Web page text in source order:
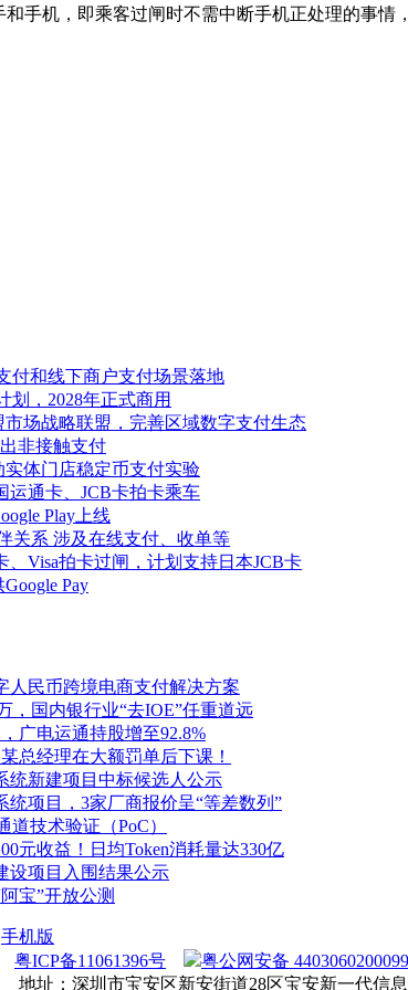
手机，即乘客过闸时不需中断手机正处理的事情
付和线下商户支付场景落地
划，2028年正式商用
场战略联盟，完善区域数字支付生态
非接触支付
体门店稳定币支付实验
运通卡、JCB卡拍卡乘车
Play上线
关系 涉及在线支付、收单等
Visa拍卡过闸，计划支持日本JCB卡
Pay
人民币跨境电商支付解决方案
，国内银行业“去IOE”任重道远
广电运通持股增至92.8%
总经理在大额罚单后下课！
统新建项目中标候选人公示
项目，3家厂商报价呈“等差数列”
技术验证（PoC）
元收益！日均Token消耗量达330亿
设项目入围结果公示
宝”开放公测
手机版
粤ICP备11061396号
粤公网安备
址：深圳市宝安区新安街道28区宝安新一代信